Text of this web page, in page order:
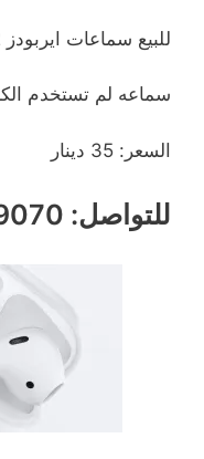
للبيع سماعات ايربودز 2
سماعه لم تستخدم
السعر: 35 دينار
للتواصل: 99569070